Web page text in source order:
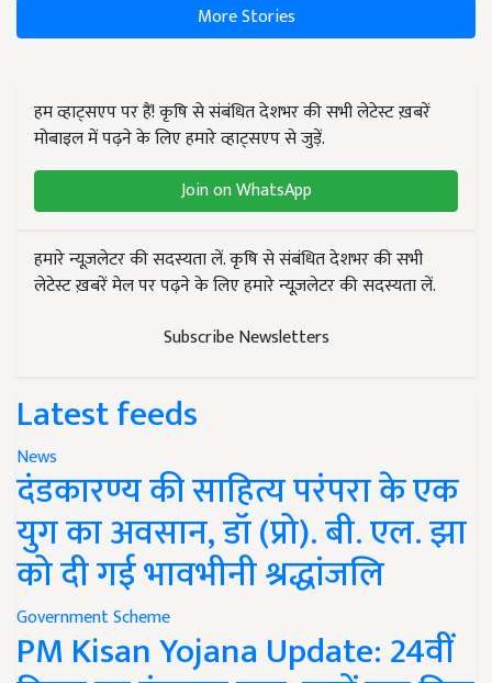
More Stories
हम व्हाट्सएप पर हैं! कृषि से संबंधित देशभर की सभी लेटेस्ट ख़बरें
मोबाइल में पढ़ने के लिए हमारे व्हाट्सएप से जुड़ें.
Join on WhatsApp
हमारे न्यूज़लेटर की सदस्यता लें. कृषि से संबंधित देशभर की सभी
लेटेस्ट ख़बरें मेल पर पढ़ने के लिए हमारे न्यूज़लेटर की सदस्यता लें.
Subscribe Newsletters
Latest feeds
News
दंडकारण्य की साहित्य परंपरा के एक
युग का अवसान, डॉ (प्रो). बी. एल. झा
को दी गई भावभीनी श्रद्धांजलि
Government Scheme
PM Kisan Yojana Update: 24वीं